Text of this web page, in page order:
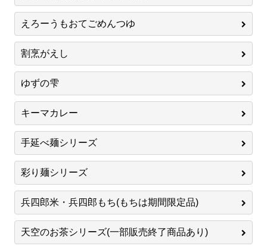
えろーうもおてごめんつゆ
割烹がえし
ゆずの雫
キーマカレー
手延べ麺シリーズ
彩り麺シリーズ
兵四郎米・兵四郎もち(もちは期間限定品)
天空のお茶シリーズ(一部販売終了商品あり)